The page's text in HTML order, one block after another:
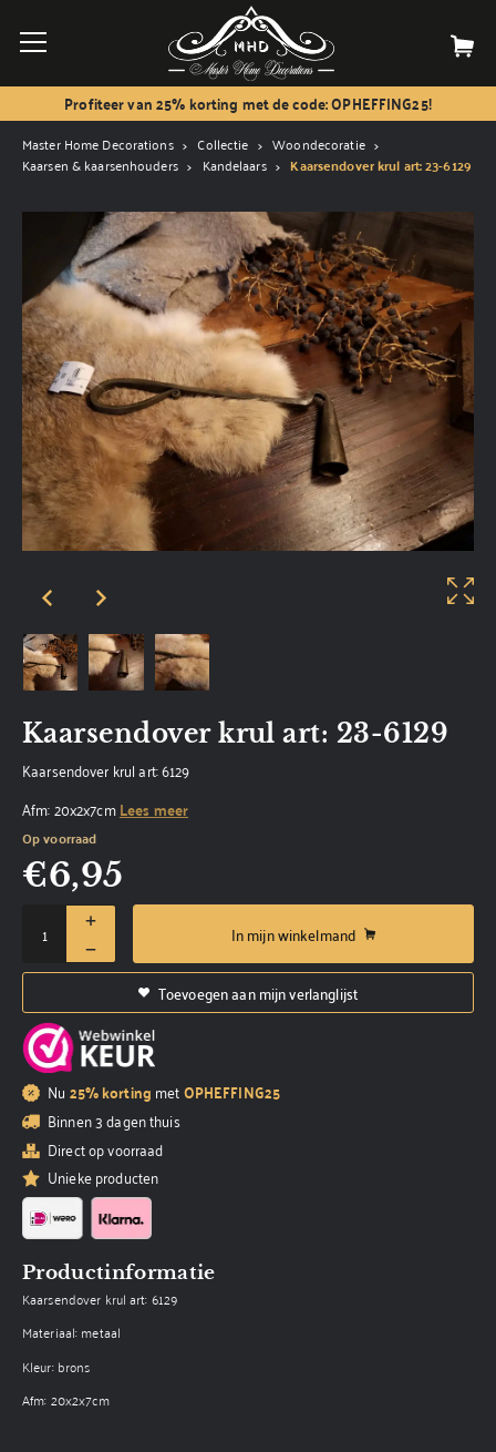
Profiteer van 25% korting met de code: OPHEFFING25!
Master Home Decorations Collectie
Woondecoratie
Kaarsen & kaarsenhouders
Kandelaars Kaarsendover krul art: 23-6129
Kaarsendover krul art: 23-6129
Kaarsendover krul art: 6129
Afm: 20x2x7cmLees meer
Op voorraad
€6,95
In mijn winkelmand
Toevoegen aan mijn verlanglijst
Nu 25% korting metOPHEFFING25
Binnen 3 dagen thuis
Direct op voorraad
Unieke producten
Productinformatie
Kaarsendover krul art: 6129
Materiaal: metaal
Kleur: brons
Afm: 20x2x7cm